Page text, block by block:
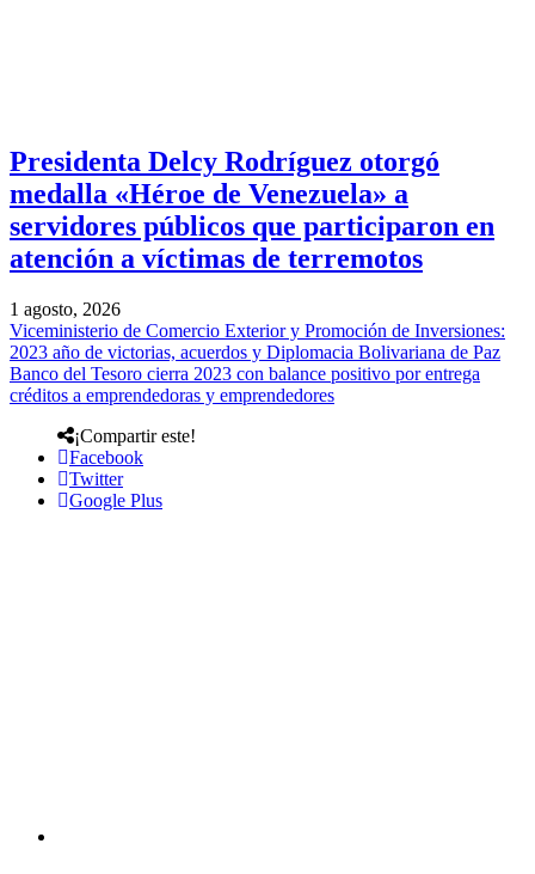
Presidenta Delcy Rodríguez otorgó
medalla «Héroe de Venezuela» a
servidores públicos que participaron en
atención a víctimas de terremotos
1 agosto, 2026
Viceministerio de Comercio Exterior y Promoción de Inversiones:
2023 año de victorias, acuerdos y Diplomacia Bolivariana de Paz
Banco del Tesoro cierra 2023 con balance positivo por entrega
créditos a emprendedoras y emprendedores
¡Compartir este!
Facebook
Twitter
Google Plus